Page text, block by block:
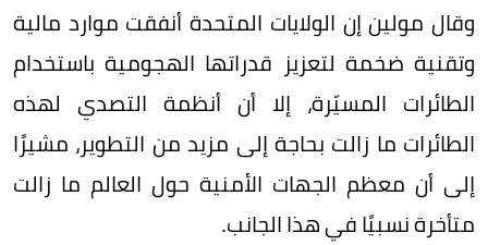
وقال مولين إن الولايات المتحدة أنفقت موارد مالية
وتقنية ضخمة لتعزيز قدراتها الهجومية باستخدام
الطائرات المسيّرة، إلا أن أنظمة التصدي لهذه
الطائرات ما زالت بحاجة إلى مزيد من التطوير، مشيرًا
إلى أن معظم الجهات الأمنية حول العالم ما زالت
متأخرة نسبيًا في هذا الجانب.